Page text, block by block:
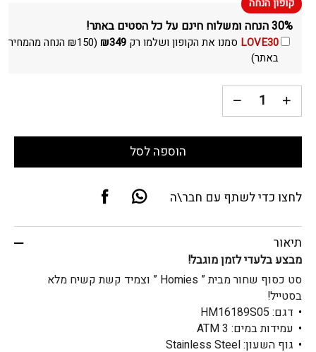
30% הנחה ומשלוח חינם על כל הסטים באתר!
LOVE30 סמנו את הקופון ושלמו רק ₪349
(
₪150
הנחה מהמחיר
באתר)
הוספה לסל
לחצו כדי לשתף עם חבר\ה
תיאור
מבצע בלעדי לזמן מוגבל!
סט כסוף שחור מבית ” Homies ” וצמיד קשת קשיח מלא
בסטייל!
דגם: HM16189S05
עמידות במים: ATM 3
גוף השעון: Stainless Steel